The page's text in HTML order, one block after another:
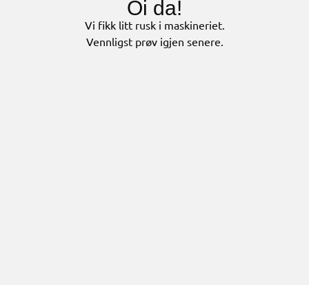
Oi da!
Vi fikk litt rusk i maskineriet.
Vennligst prøv igjen senere.